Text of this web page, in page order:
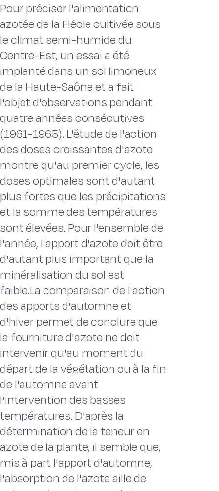
Pour préciser l'alimentation
azotée de la Fléole cultivée sous
le climat semi-humide du
Centre-Est, un essai a été
implanté dans un sol limoneux
de la Haute-Saône et a fait
l'objet d'observations pendant
quatre années consécutives
(1961-1965). L'étude de l'action
des doses croissantes d'azote
montre qu'au premier cycle, les
doses optimales sont d'autant
plus fortes que les précipitations
et la somme des températures
sont élevées. Pour l'ensemble de
l'année, l'apport d'azote doit être
d'autant plus important que la
minéralisation du sol est
faible.La comparaison de l'action
des apports d'automne et
d'hiver permet de conclure que
la fourniture d'azote ne doit
intervenir qu'au moment du
départ de la végétation ou à la fin
de l'automne avant
l'intervention des basses
températures. D'après la
détermination de la teneur en
azote de la plante, il semble que,
mis à part l'apport d'automne,
l'absorption de l'azote aille de